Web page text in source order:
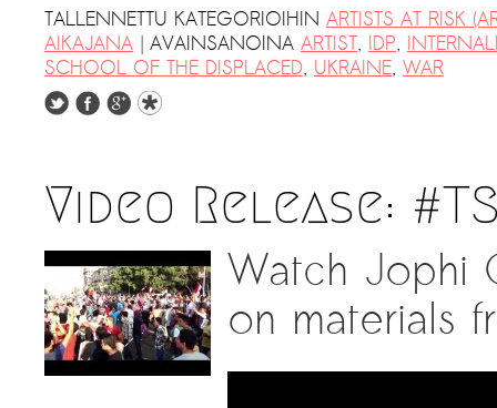
TALLENNETTU KATEGORIOIHIN ARTISTS AT RISK
AIKAJANA | AVAINSANOINA ARTIST, IDP,
SCHOOL OF THE DISPLACED, UKRAINE, WAR
Video Release:
Watch Jophi
on materials